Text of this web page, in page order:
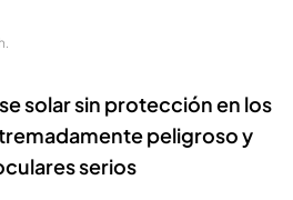
solar sin protección en los
peligroso y
serios